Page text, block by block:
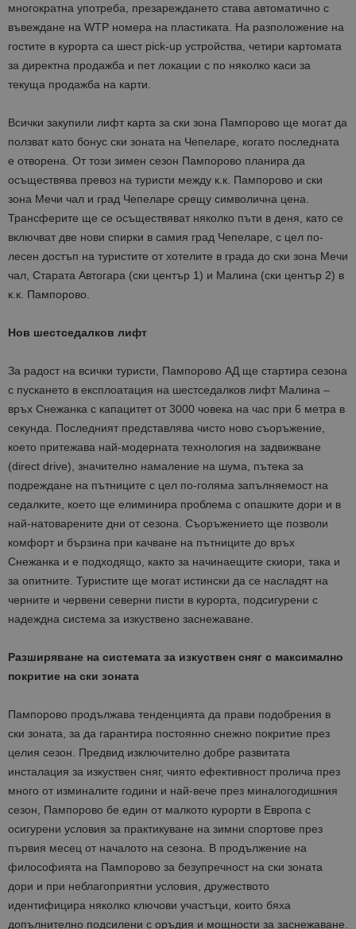
многократна употреба, презареждането става автоматично с
въвеждане на WTP номера на пластиката. На разположение на
гостите в курорта са шест pick-up устройства, четири картомата
за директна продажба и пет локации с по няколко каси за
текуща продажба на карти.
Всички закупили лифт карта за ски зона Пампорово ще могат да
ползват като бонус ски зоната на Чепеларе, когато последната
е отворена. От този зимен сезон Пампорово планира да
осъществява превоз на туристи между к.к. Пампорово и ски
зона Мечи чал и град Чепеларе срещу символична цена.
Трансферите ще се осъществяват няколко пъти в деня, като се
включват две нови спирки в самия град Чепеларе, с цел по-
лесен достъп на туристите от хотелите в града до ски зона Мечи
чал, Старата Автогара (ски център 1) и Малина (ски център 2) в
к.к. Пампорово.
Нов шестседалков лифт
За радост на всички туристи, Пампорово АД ще стартира сезона
с пускането в експлоатация на шестседалков лифт Малина –
връх Снежанка с капацитет от 3000 човека на час при 6 метра в
секунда. Последният представлява чисто ново съоръжение,
което притежава най-модерната технология на задвижване
(direct drive), значително намаление на шума, пътека за
подреждане на пътниците с цел по-голяма запълняемост на
седалките, което ще елиминира проблема с опашките дори и в
най-натоварените дни от сезона. Съоръжението ще позволи
комфорт и бързина при качване на пътниците до връх
Снежанка и е подходящо, както за начинаещите скиори, така и
за опитните. Туристите ще могат истински да се насладят на
черните и червени северни писти в курорта, подсигурени с
надеждна система за изкуствено заснежаване.
Разширяване на системата за изкуствен сняг с максимално
покритие на ски зоната
Пампорово продължава тенденцията да прави подобрения в
ски зоната, за да гарантира постоянно снежно покритие през
целия сезон. Предвид изключително добре развитата
инсталация за изкуствен сняг, чиято ефективност пролича през
много от изминалите години и най-вече през миналогодишния
сезон, Пампорово бе един от малкото курорти в Европа с
осигурени условия за практикуване на зимни спортове през
първия месец от началото на сезона. В продължение на
философията на Пампорово за безупречност на ски зоната
дори и при неблагоприятни условия, дружеството
идентифицира няколко ключови участъци, които бяха
допълнително подсилени с оръдия и мощности за заснежаване.